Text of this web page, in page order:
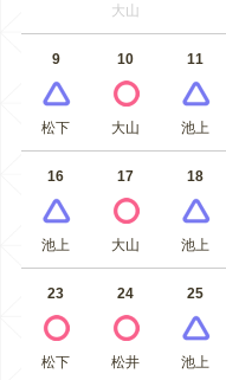
大山
9
松下
10
大山
11
池上
16
池上
17
大山
18
池上
23
松下
24
松井
25
池上